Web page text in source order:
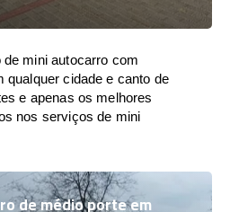
mini autocarro com
qualquer cidade e canto de
e apenas os melhores
nos serviços de mini
de médio porte em